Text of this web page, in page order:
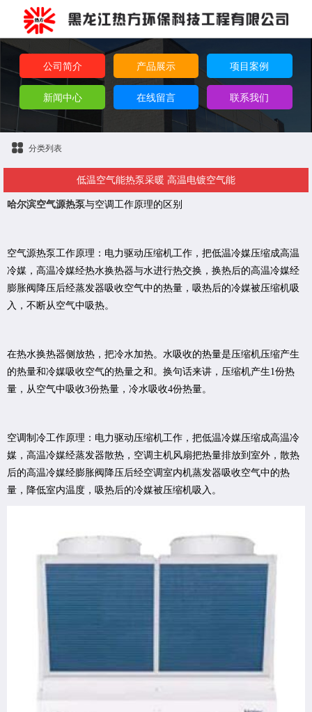
公司简介 产品展示 项目案例
新闻中心 在线留言 联系我们
分类列表
低温空气能热泵采暖 高温电镀空气能
哈尔滨空气源热泵与空调工作原理的区别
空气源热泵工作原理：电力驱动压缩机工作，把低温冷媒压缩成高温
冷媒，高温冷媒经热水换热器与水进行热交换，换热后的高温冷媒经
膨胀阀降压后经蒸发器吸收空气中的热量，吸热后的冷媒被压缩机吸
入，不断从空气中吸热。
在热水换热器侧放热，把冷水加热。水吸收的热量是压缩机压缩产生
的热量和冷媒吸收空气的热量之和。换句话来讲，压缩机产生1份热
量，从空气中吸收3份热量，冷水吸收4份热量。
空调制冷工作原理：电力驱动压缩机工作，把低温冷媒压缩成高温冷
媒，高温冷媒经蒸发器散热，空调主机风扇把热量排放到室外，散热
后的高温冷媒经膨胀阀降压后经空调室内机蒸发器吸收空气中的热
量，降低室内温度，吸热后的冷媒被压缩机吸入。